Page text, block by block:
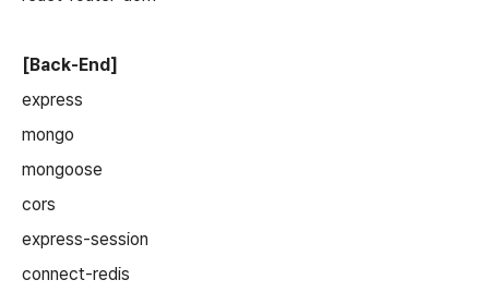
[Back-End]
express
mongo
mongoose
cors
express-session
connect-redis